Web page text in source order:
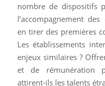
nombre de dispositifs
l’accompagnement
en tirer des premières
Les établissements
enjeux similaires ?
et de rémunération
attirent-ils les talents